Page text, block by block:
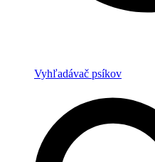
Vyhľadávač psíkov